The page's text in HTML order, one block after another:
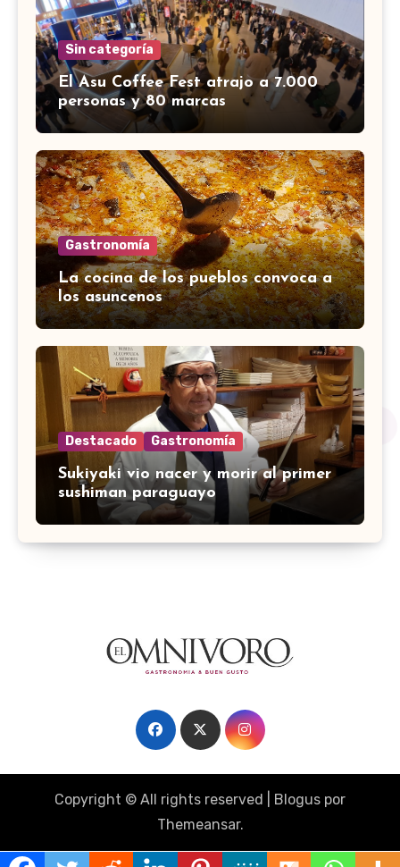
Sin categoría
El Asu Coffee Fest atrajo a 7.000
personas y 80 marcas
Gastronomía
La cocina de los pueblos convoca a
los asuncenos
Destacado Gastronomía
Sukiyaki vio nacer y morir al primer
sushiman paraguayo
Copyright © All rights reserved Blogus por
Themeansar.